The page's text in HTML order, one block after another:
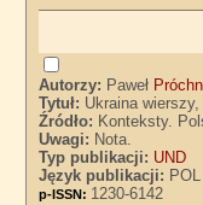
Autorzy: Paweł
Tytuł: Ukraina
Źródło: Konteksty.
Uwagi: Nota.
Typ publikacji: UND
Język publikacji: POL
p-ISSN: 1230-6142